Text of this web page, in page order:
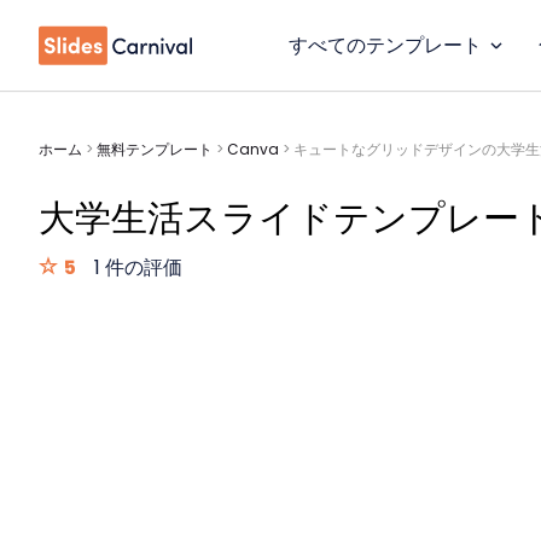
すべてのテンプレート
ホーム > 無料テンプレート > Canva > キュートなグリッドデザインの大学
大学生活スライドテンプレー
5 1 件の評価